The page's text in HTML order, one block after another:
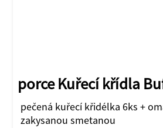
porce Kuřecí křídla
pečená kuřecí křidélka 6ks +
zakysanou smetanou